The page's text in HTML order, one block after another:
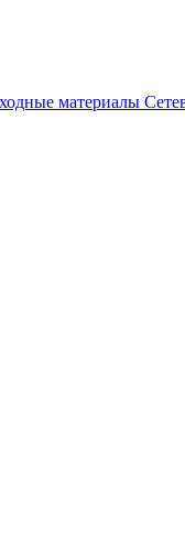
материалы